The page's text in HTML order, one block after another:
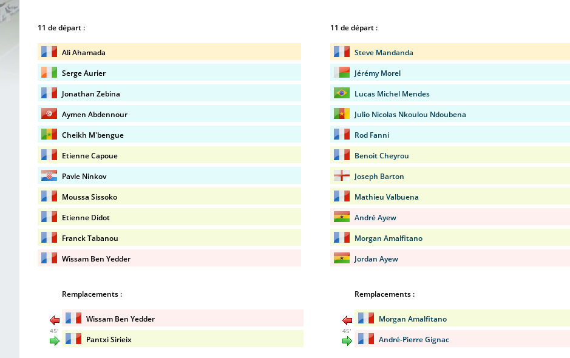
11 de départ :
Ali Ahamada
Serge Aurier
Jonathan Zebina
Aymen Abdennour
Cheikh M'bengue
Etienne Capoue
Pavle Ninkov
Moussa Sissoko
Etienne Didot
Franck Tabanou
Wissam Ben Yedder
11 de départ :
Steve Mandanda
Jérémy Morel
Lucas Michel Mendes
Julio Nicolas Nkoulou Ndoubena
Rod Fanni
Benoit Cheyrou
Joseph Barton
Mathieu Valbuena
André Ayew
Morgan Amalfitano
Jordan Ayew
Remplacements :
Wissam Ben Yedder
45'
Pantxi Sirieix
Remplacements :
Morgan Amalfitano
45'
André-Pierre Gignac